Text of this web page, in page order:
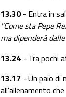
13.30- Entra in
"Come sta Pepe
ma dipenderà
13.24 - Tra pochi
13.17 - Un paio di
all'allenamento